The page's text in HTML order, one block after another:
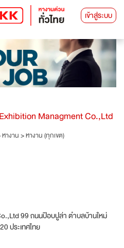
เข้าสู่ระบบ
Managment Co.,Ltd
หางาน>หางาน (ทุกเขต)
99 ถนนป๊อบปูล่า ตำบลบ้านใหม่
ประเทศไทย